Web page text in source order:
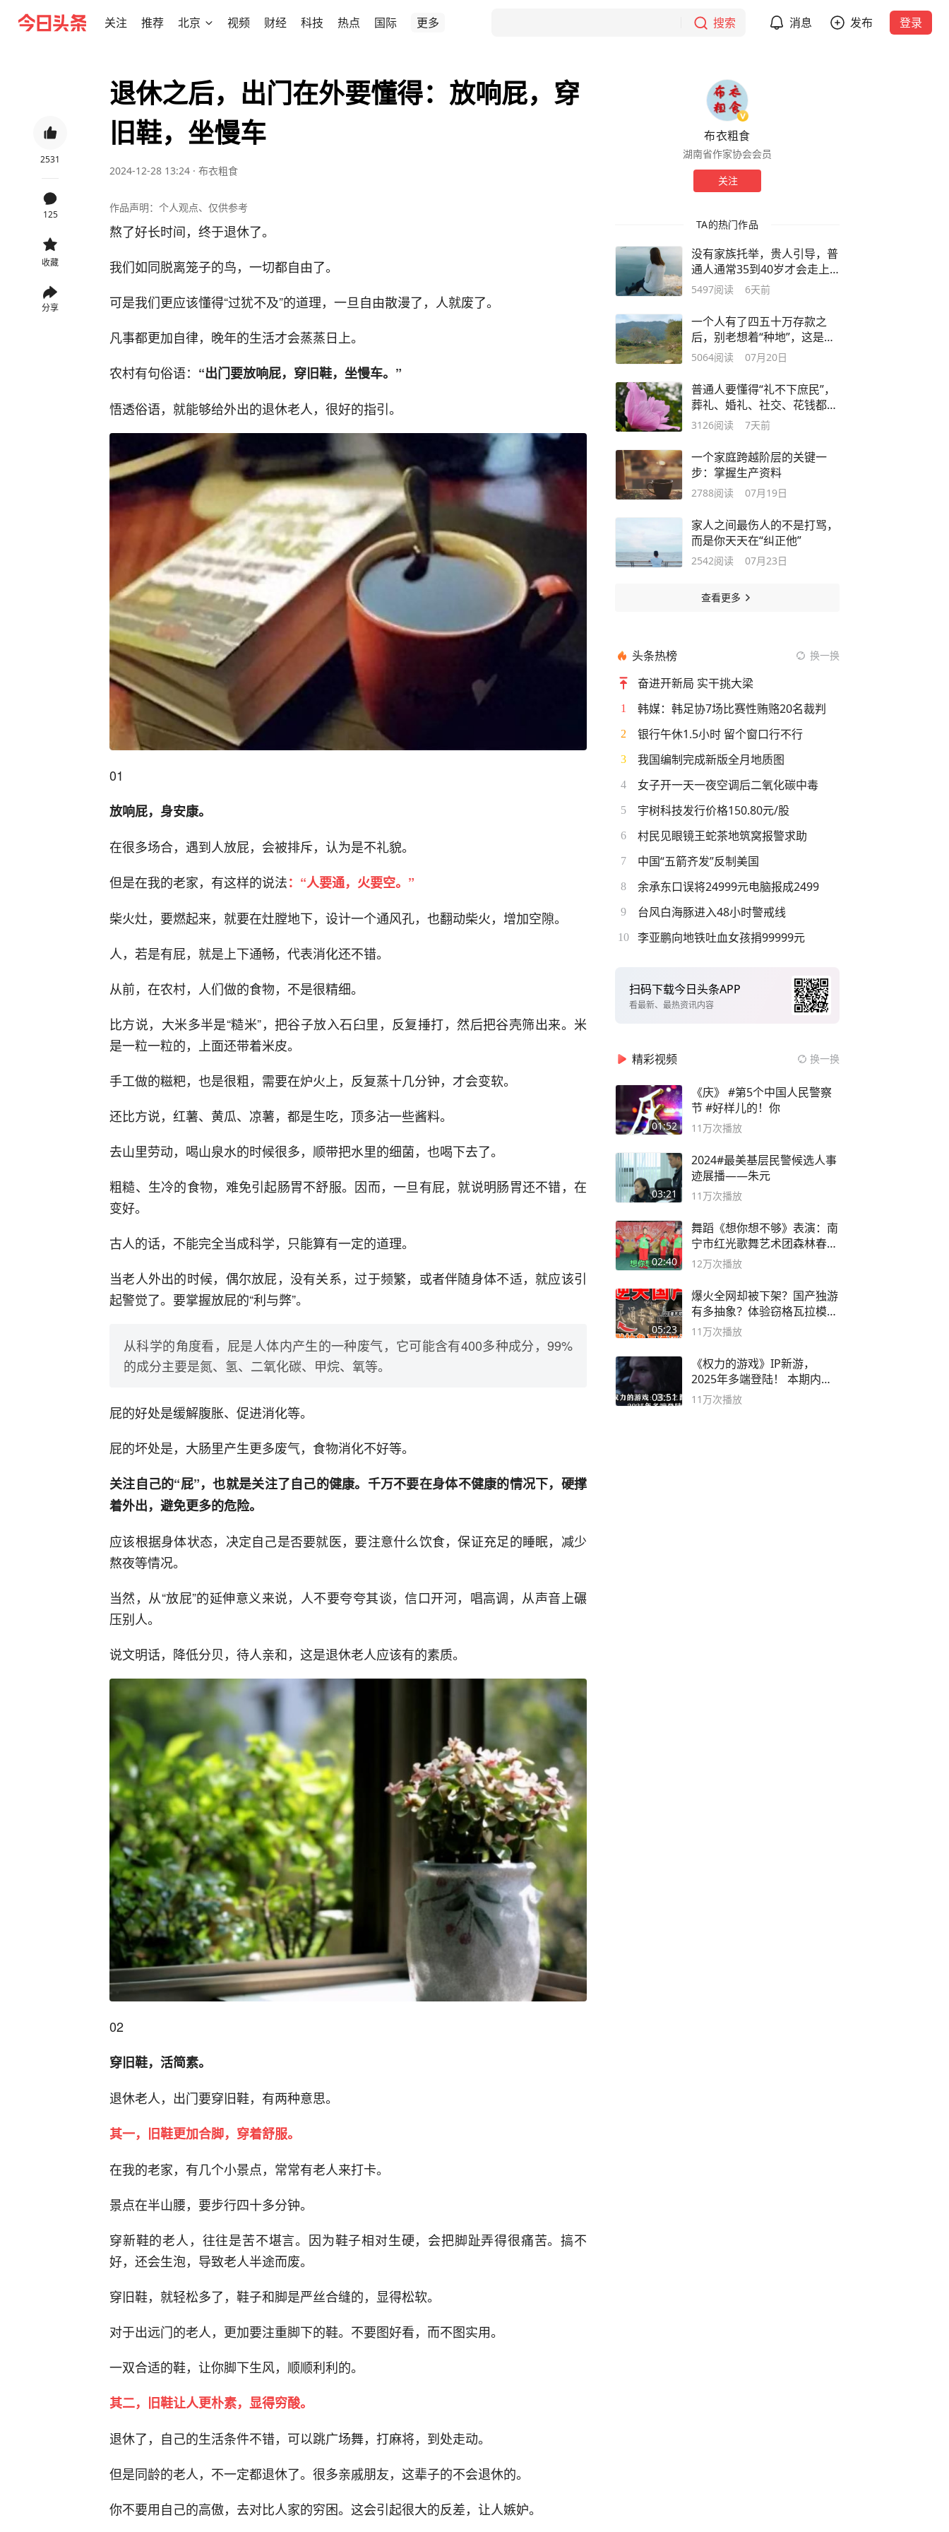
关注 推荐 北京 视频 财经 科技 热点 国际 更多 搜索 消息 发布 登录
2531
125
收藏
分享
退休之后，出门在外要懂得：放响屁，穿
旧鞋，坐慢车
2024-12-28 13:24 · 布衣粗食
作品声明：个人观点、仅供参考
熬了好长时间，终于退休了。
我们如同脱离笼子的鸟，一切都自由了。
可是我们更应该懂得“过犹不及”的道理，一旦自由散漫了，人就废了。
凡事都更加自律，晚年的生活才会蒸蒸日上。
农村有句俗语： “出门要放响屁，穿旧鞋，坐慢车。”
悟透俗语，就能够给外出的退休老人，很好的指引。
01
放响屁，身安康。
在很多场合，遇到人放屁，会被排斥，认为是不礼貌。
但是在我的老家，有这样的说法：“人要通，火要空。”
柴火灶，要燃起来，就要在灶膛地下，设计一个通风孔，也翻动柴火，增加空隙。
人，若是有屁，就是上下通畅，代表消化还不错。
从前，在农村，人们做的食物，不是很精细。
比方说，大米多半是“糙米”，把谷子放入石臼里，反复捶打，然后把谷壳筛出来。米
是一粒一粒的，上面还带着米皮。
手工做的糍粑，也是很粗，需要在炉火上，反复蒸十几分钟，才会变软。
还比方说，红薯、黄瓜、凉薯，都是生吃，顶多沾一些酱料。
去山里劳动，喝山泉水的时候很多，顺带把水里的细菌，也喝下去了。
粗糙、生冷的食物，难免引起肠胃不舒服。因而，一旦有屁，就说明肠胃还不错，在
变好。
古人的话，不能完全当成科学，只能算有一定的道理。
当老人外出的时候，偶尔放屁，没有关系，过于频繁，或者伴随身体不适，就应该引
起警觉了。要掌握放屁的“利与弊”。
从科学的角度看，屁是人体内产生的一种废气，它可能含有400多种成分，99%
的成分主要是氮、氢、二氧化碳、甲烷、氧等。
屁的好处是缓解腹胀、促进消化等。
屁的坏处是，大肠里产生更多废气，食物消化不好等。
关注自己的“屁”，也就是关注了自己的健康。千万不要在身体不健康的情况下，硬撑
着外出，避免更多的危险。
应该根据身体状态，决定自己是否要就医，要注意什么饮食，保证充足的睡眠，减少
熬夜等情况。
当然，从“放屁”的延伸意义来说，人不要夸夸其谈，信口开河，唱高调，从声音上碾
压别人。
说文明话，降低分贝，待人亲和，这是退休老人应该有的素质。
02
穿旧鞋，活简素。
退休老人，出门要穿旧鞋，有两种意思。
其一，旧鞋更加合脚，穿着舒服。
在我的老家，有几个小景点，常常有老人来打卡。
景点在半山腰，要步行四十多分钟。
穿新鞋的老人，往往是苦不堪言。因为鞋子相对生硬，会把脚趾弄得很痛苦。搞不
好，还会生泡，导致老人半途而废。
穿旧鞋，就轻松多了，鞋子和脚是严丝合缝的，显得松软。
对于出远门的老人，更加要注重脚下的鞋。不要图好看，而不图实用。
一双合适的鞋，让你脚下生风，顺顺利利的。
其二，旧鞋让人更朴素，显得穷酸。
退休了，自己的生活条件不错，可以跳广场舞，打麻将，到处走动。
但是同龄的老人，不一定都退休了。很多亲戚朋友，这辈子的不会退休的。
你不要用自己的高傲，去对比人家的穷困。这会引起很大的反差，让人嫉妒。
布衣粗食
湖南省作家协会会员
关注
TA的热门作品
没有家族托举，贵人引导，普
通人通常35到40岁才会走上
命运的正轨
5497阅读 6天前
一个人有了四五十万存款之
后，别老想着“种地”，这是很
烧钱的事
5064阅读 07月20日
普通人要懂得“礼不下庶民”，
葬礼、婚礼、社交、花钱都能
体现
3126阅读 7天前
一个家庭跨越阶层的关键一
步：掌握生产资料
2788阅读 07月19日
家人之间最伤人的不是打骂，
而是你天天在“纠正他”
2542阅读 07月23日
查看更多
头条热榜 换一换
奋进开新局 实干挑大梁
1 韩媒：韩足协7场比赛性贿赂20名裁判
2 银行午休1.5小时 留个窗口行不行
3 我国编制完成新版全月地质图
4 女子开一天一夜空调后二氧化碳中毒
5 宇树科技发行价格150.80元/股
6 村民见眼镜王蛇茶地筑窝报警求助
7 中国“五箭齐发”反制美国
8 余承东口误将24999元电脑报成2499
9 台风白海豚进入48小时警戒线
10 李亚鹏向地铁吐血女孩捐99999元
扫码下载今日头条APP
看最新、最热资讯内容
精彩视频 换一换
01:52
《庆》 #第5个中国人民警察
节 #好样儿的！你
11万次播放
03:21
2024#最美基层民警候选人事
迹展播——朱元
11万次播放
02:40
舞蹈《想你想不够》表演：南
宁市红光歌舞艺术团森林春红
舞蹈队。
12万次播放
05:23
爆火全网却被下架？国产独游
有多抽象？体验窃格瓦拉模拟
器！
11万次播放
03:51
《权力的游戏》IP新游，
2025年多端登陆！ 本期内容
概要
11万次播放